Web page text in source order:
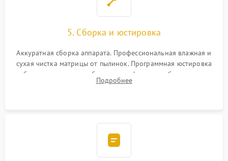
5. Сборка и юстировка
Аккуратная сборка аппарата. Профессиональная влажная и
сухая чистка матрицы от пылинок. Программная юстировка
рабочего отрезка, калибровка автофокуса, стабилизатора и
экспозамера с помощью сервисного ПО.
Подробнее